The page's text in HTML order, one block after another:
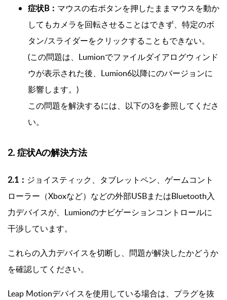
症状B： マウスの右ボタンを押したままマウスを動か
してもカメラを回転させることはできず、特定のボ
タン/スライダーをクリックすることもできない。
(この問題は、Lumionでファイルダイアログウィンド
ウが表示された後、Lumion6以降にのバージョンに
影響します。)
この問題を解決するには、以下の3を参照してくださ
い。
2. 症状Aの解決方法
2.1： ジョイスティック、タブレットペン、ゲームコント
ローラー（Xboxなど）などの外部USBまたはBluetooth入
力デバイスが、Lumionのナビゲーションコントロールに
干渉しています。
これらの入力デバイスを切断し、問題が解決したかどうか
を確認してください。
Leap Motionデバイスを使用している場合は、プラグを抜